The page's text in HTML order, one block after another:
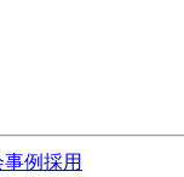
事例採用